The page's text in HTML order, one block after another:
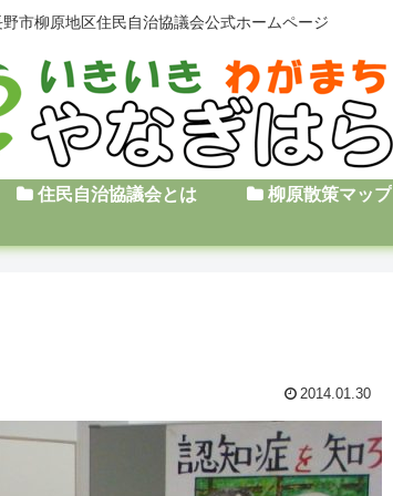
野市柳原地区住民自治協議会公式ホームページ
住民自治協議会とは 柳原散策マップ
2014.01.30